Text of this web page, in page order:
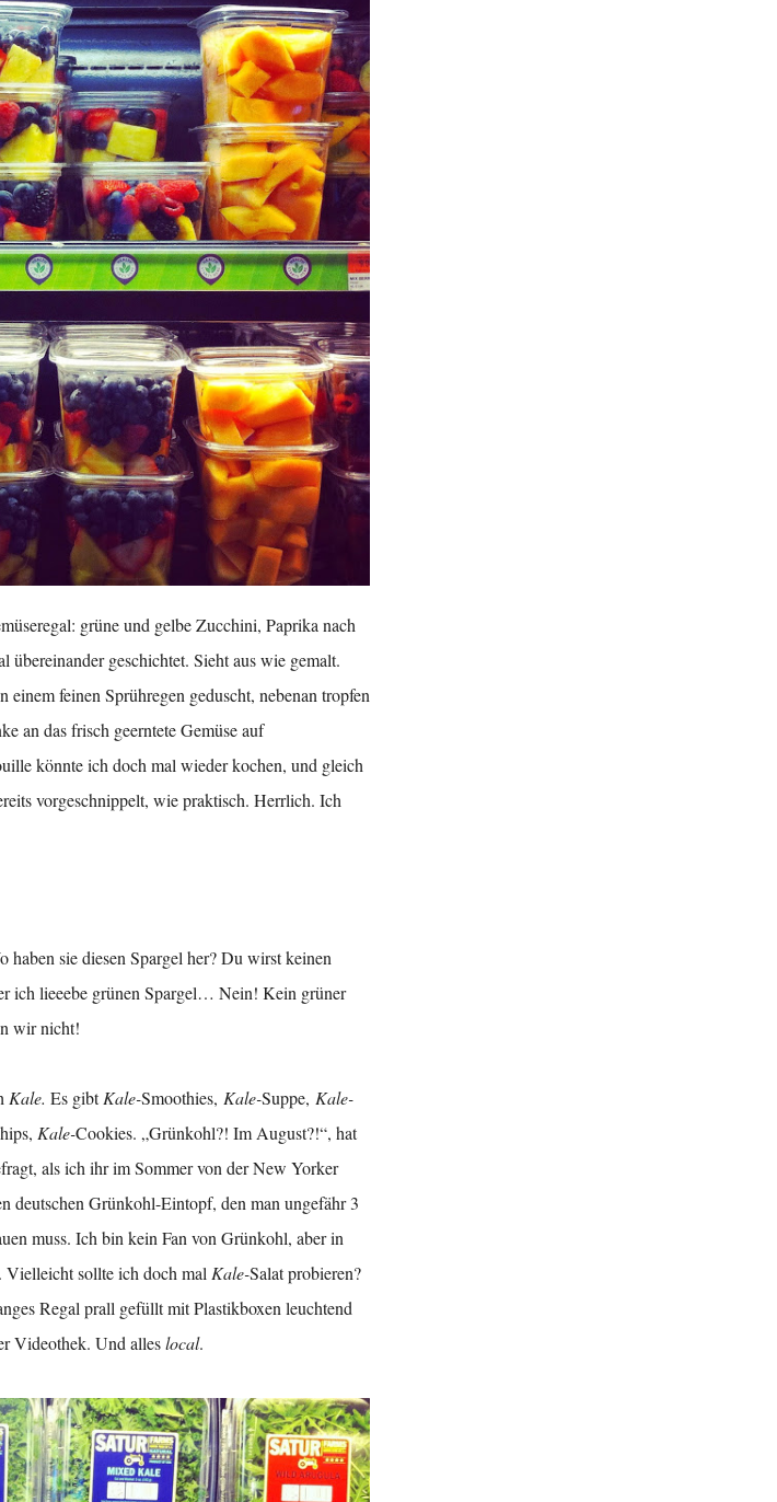
grüne und gelbe Zucchini, Paprika nach
übereinander geschichtet. Sieht aus wie gemalt.
feinen Sprühregen geduscht, nebenan tropfen
an das frisch geerntete Gemüse auf
könnte ich doch mal wieder kochen, und gleich
vorgeschnippelt, wie praktisch. Herrlich. Ich
sie diesen Spargel her? Du wirst keinen
ich lieeebe grünen Spargel… Nein! Kein grüner
wir nicht!
Kale. Es gibtKale-Smoothies, Kale-Suppe, Kale-
Kale-Cookies. „Grünkohl?! Im August?!“, hat
als ich ihr im Sommer von der New Yorker
deutschen Grünkohl-Eintopf, den man ungefähr 3
muss. Ich bin kein Fan von Grünkohl, aber in
sollte ich doch mal Kale-Salat probieren?
Regal prall gefüllt mit Plastikboxen leuchtend
Videothek. Und alleslocal.